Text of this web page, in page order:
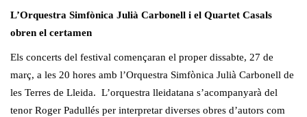
L’Orquestra Simfònica Julià Carbonell i el Quartet Casals
obren el certamen
Els concerts del festival començaran el proper dissabte, 27 de
març, a les 20 hores amb l’Orquestra Simfònica Julià Carbonell de
les Terres de Lleida. L’orquestra lleidatana s’acompanyarà del
tenor Roger Padullés per interpretar diverses obres d’autors com